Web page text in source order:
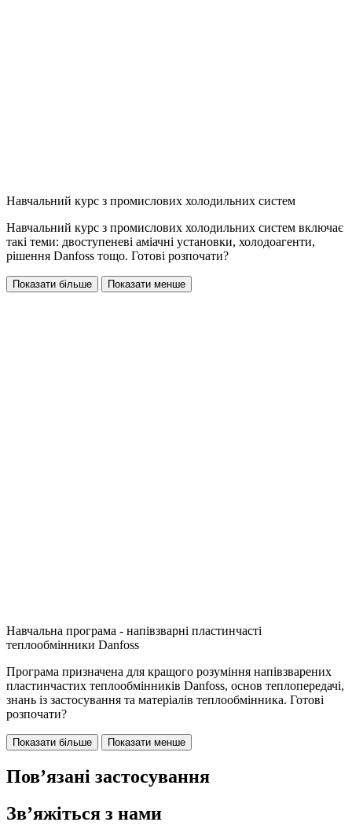
Навчальний курс з промислових холодильних систем
Навчальний курс з промислових холодильних систем включає
такі теми: двоступеневі аміачні установки, холодоагенти,
рішення Danfoss тощо. Готові розпочати?
Показати більше Показати менше
Навчальна програма - напівзварні пластинчасті
теплообмінники Danfoss
Програма призначена для кращого розуміння напівзварених
пластинчастих теплообмінників Danfoss, основ теплопередачі,
знань із застосування та матеріалів теплообмінника. Готові
розпочати?
Показати більше Показати менше
Пов’язані застосування
Зв’яжіться з нами